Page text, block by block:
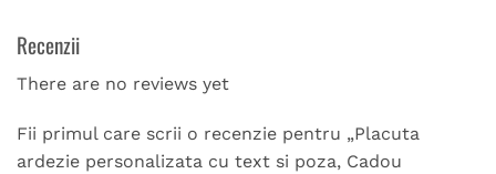
Recenzii
There are no reviews yet
Fii primul care scrii o recenzie pentru „Placuta
ardezie personalizata cu text si poza, Cadou